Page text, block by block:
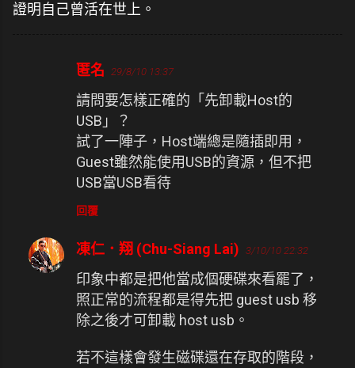
證明自己曾活在世上。
匿名 29/8/10 13:37
請問要怎樣正確的「先卸載Host的
USB」？
試了一陣子，Host端總是隨插即用，
Guest雖然能使用USB的資源，但不把
USB當USB看待
回覆
凍仁．翔 (Chu-Siang Lai) 3/10/10 22:32
印象中都是把他當成個硬碟來看罷了，
照正常的流程都是得先把 guest usb 移
除之後才可卸載 host usb。
若不這樣會發生磁碟還在存取的階段，